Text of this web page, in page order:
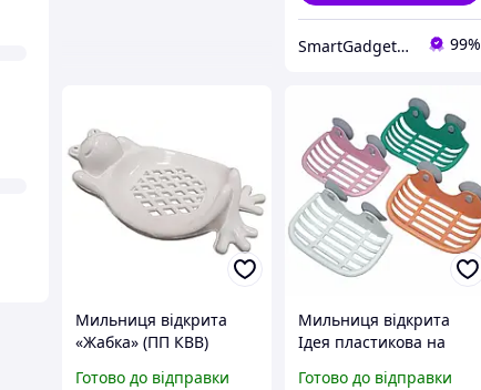
SmartGadgetUA 99%
Мильниця відкрита
«Жабка» (ПП КВВ)
Готово до відправки
Мильниця відкрита
Ідея пластикова на
Готово до відправки